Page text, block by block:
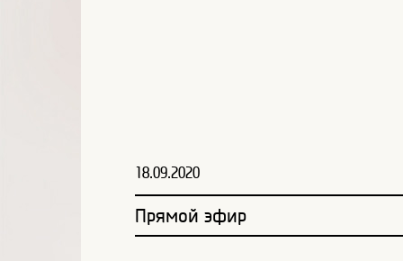
18.09.2020
Прямой эфир